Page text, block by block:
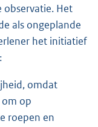
Het
als ongeplande
het initiatief
omdat
op
roepen en